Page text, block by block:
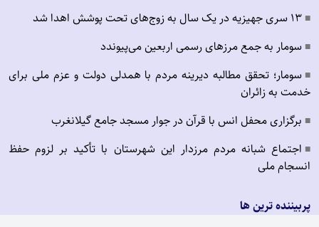
■ ۱۳ سری جهیزیه در یک سال به زوج‌های تحت پوشش اهدا شد
■ سومار به جمع مرزهای رسمی اربعین می‌پیوندد
■ سومار؛ تحقق مطالبه دیرینه مردم با همدلی دولت و عزم ملی برای
خدمت به زائران
■ برگزاری محفل انس با قرآن در جوار مسجد جامع گیلانغرب
■ اجتماع شبانه مردم مرزدار این شهرستان با تأکید بر لزوم حفظ
انسجام ملی
پربیننده ترین ها